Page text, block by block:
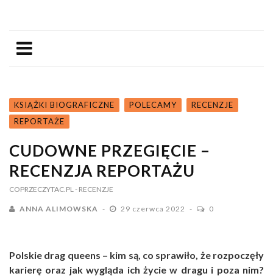
KSIĄŻKI BIOGRAFICZNE POLECAMY
RECENZJE
REPORTAŻE
CUDOWNE PRZEGIĘCIE –
RECENZJA REPORTAŻU
COPRZECZYTAC.PL - RECENZJE
ANNA ALIMOWSKA 29 czerwca 2022 0
Polskie drag queens – kim są, co sprawiło, że rozpoczęły
karierę oraz jak wygląda ich życie w dragu i poza nim?